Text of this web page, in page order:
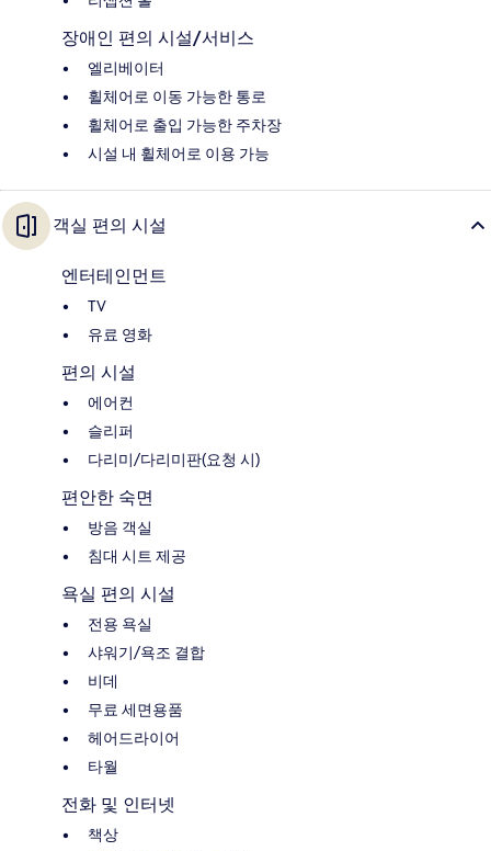
장애인 편의 시설/서비스
엘리베이터
휠체어로 이동 가능한 통로
휠체어로 출입 가능한 주차장
시설 내 휠체어로 이용 가능
객실 편의 시설
엔터테인먼트
TV
유료 영화
편의 시설
에어컨
슬리퍼
다리미/다리미판(요청 시)
편안한 숙면
방음 객실
침대 시트 제공
욕실 편의 시설
전용 욕실
샤워기/욕조 결합
비데
무료 세면용품
헤어드라이어
타월
전화 및 인터넷
책상